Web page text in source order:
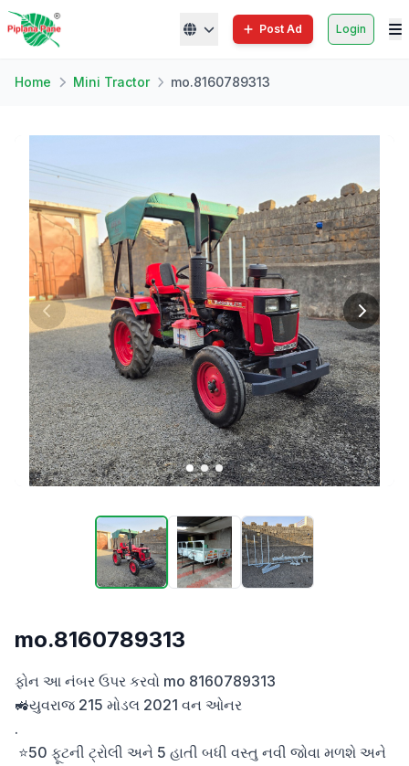
Post Ad Login
Home Mini Tractor mo.8160789313
mo.8160789313
ફોન આ નંબર ઉપર કરવો mo 8160789313
🚜યુવરાજ 215 મોડલ 2021 વન ઓનર
.